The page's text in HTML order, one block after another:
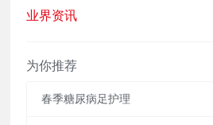
业界资讯
为你推荐
春季糖尿病足护理